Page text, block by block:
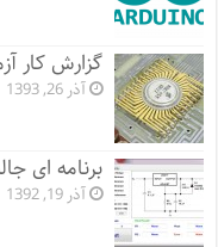
گزارش کار
آذر 26, 1393
برنامه ای
آذر 19, 1392